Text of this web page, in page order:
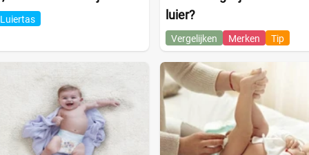
Luiertas
luier?
Vergelijken Merken Tip